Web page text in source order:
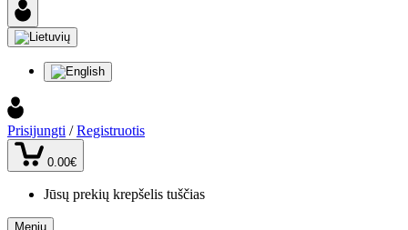
Prisijungti / Registruotis
0.00€
Jūsų prekių krepšelis tuščias
Meniu